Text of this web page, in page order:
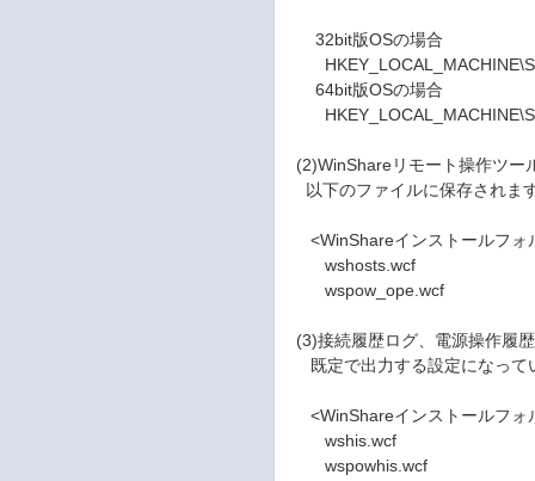
32bit版OSの場合
64bit版OSの場合
(2)WinShareリモート操作ツー
以下のファイルに保存されま
<WinShareインストールフォ
wshosts.wcf
wspow_ope.wcf
(3)接続履歴ログ、電源操作履
既定で出力する設定になって
<WinShareインストールフォ
wshis.wcf
wspowhis.wcf